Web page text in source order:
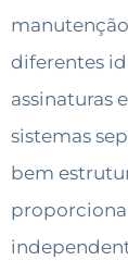
diferentes
assinaturas
sistemas
bem